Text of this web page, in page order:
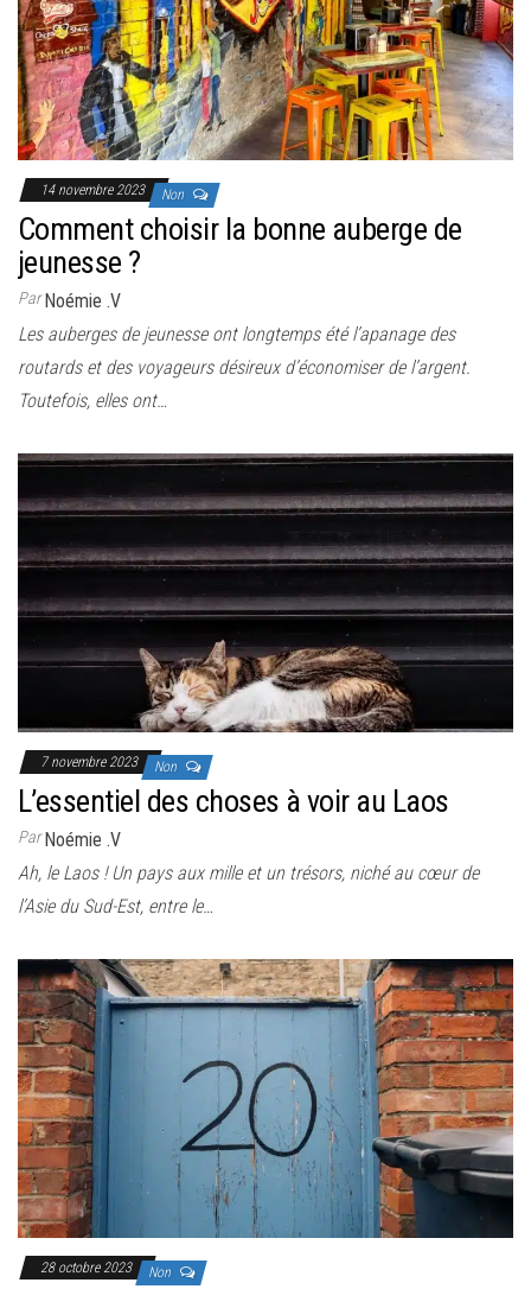
14 novembre 2023 Non
Comment choisir la bonne auberge de
jeunesse ?
ParNoémie .V
Les auberges de jeunesse ont longtemps été l’apanage des
routards et des voyageurs désireux d’économiser de l’argent.
Toutefois, elles ont…
7 novembre 2023 Non
L’essentiel des choses à voir au Laos
ParNoémie .V
Ah, le Laos ! Un pays aux mille et un trésors, niché au cœur de
l’Asie du Sud-Est, entre le…
28 octobre 2023 Non